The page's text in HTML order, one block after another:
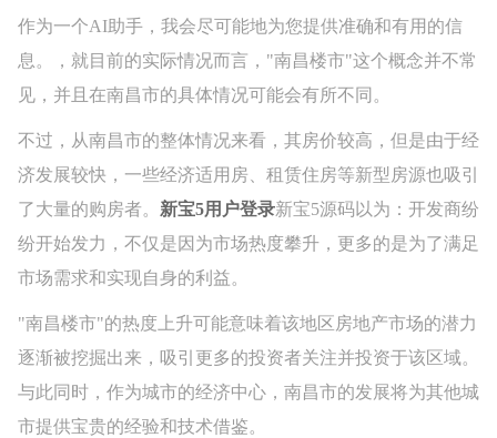
作为一个AI助手，我会尽可能地为您提供准确和有用的信
息。，就目前的实际情况而言，"南昌楼市"这个概念并不常
见，并且在南昌市的具体情况可能会有所不同。
不过，从南昌市的整体情况来看，其房价较高，但是由于经
济发展较快，一些经济适用房、租赁住房等新型房源也吸引
了大量的购房者。 新宝5用户登录新宝5源码以为：开发商纷
纷开始发力，不仅是因为市场热度攀升，更多的是为了满足
市场需求和实现自身的利益。
"南昌楼市"的热度上升可能意味着该地区房地产市场的潜力
逐渐被挖掘出来，吸引更多的投资者关注并投资于该区域。
与此同时，作为城市的经济中心，南昌市的发展将为其他城
市提供宝贵的经验和技术借鉴。